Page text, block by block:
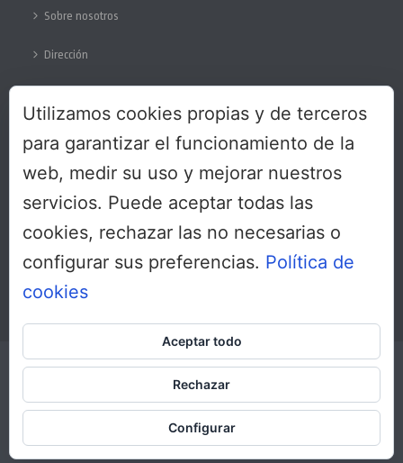
Sobre nosotros
Dirección
SÍGUENOS
Copyright All Rights Reserved © 2017
Inicio
Colabora
Utilizamos cookies propias y de terceros
para garantizar el funcionamiento de la
web, medir su uso y mejorar nuestros
servicios. Puede aceptar todas las
cookies, rechazar las no necesarias o
configurar sus preferencias. Política de
cookies
Aceptar todo
Rechazar
Configurar